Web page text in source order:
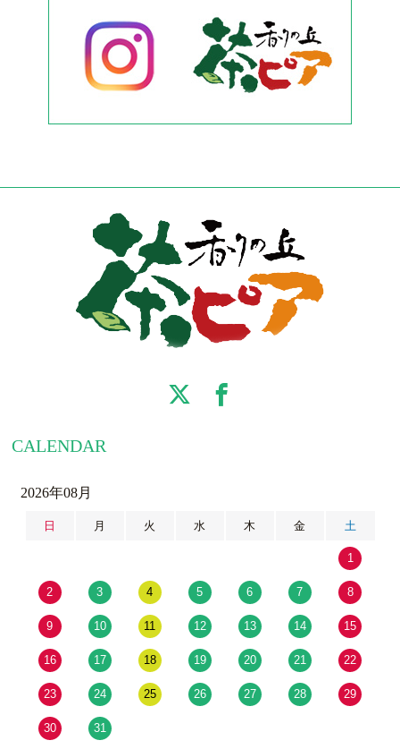
CALENDAR
2026年08月
日 月 火 水 木 金 土
1
2 3 4 5 6 7 8
9 10 11 12 13 14 15
16 17 18 19 20 21 22
23 24 25 26 27 28 29
30 31